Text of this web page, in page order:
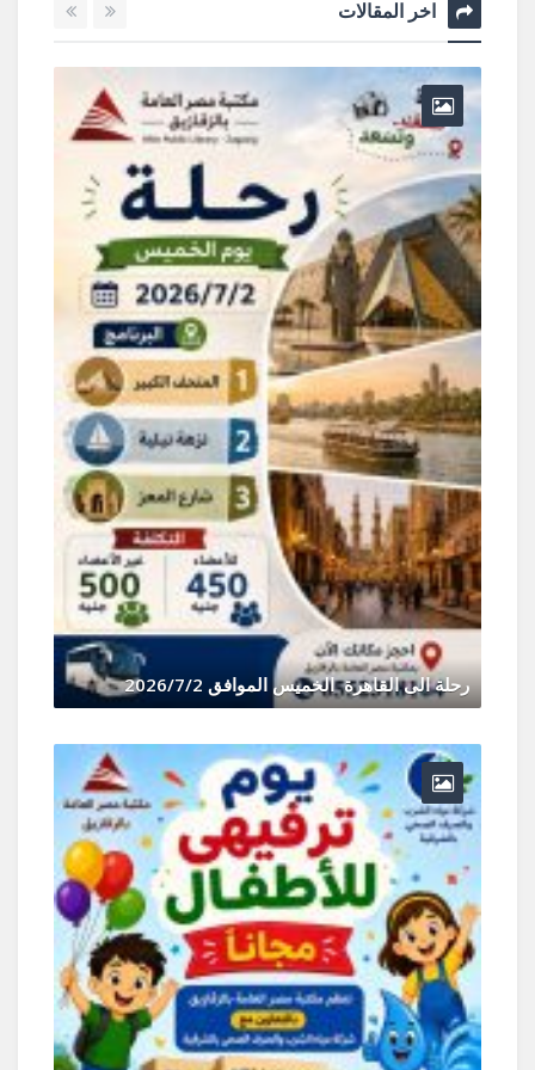
اخر المقالات
رحلة الى القاهرة الخميس الموافق 2026/7/2